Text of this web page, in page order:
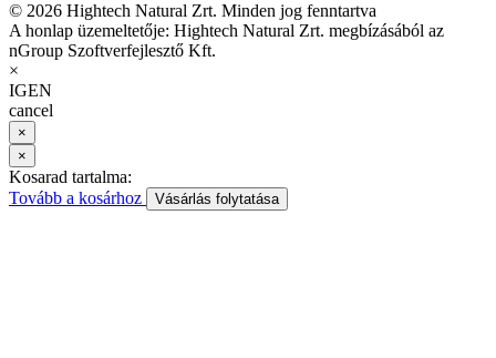
© 2026 Hightech Natural Zrt. Minden jog fenntartva
A honlap üzemeltetője: Hightech Natural Zrt. megbízásából az
nGroup Szoftverfejlesztő Kft.
×
IGEN
cancel
×
×
Kosarad tartalma:
Tovább a kosárhoz
Vásárlás folytatása